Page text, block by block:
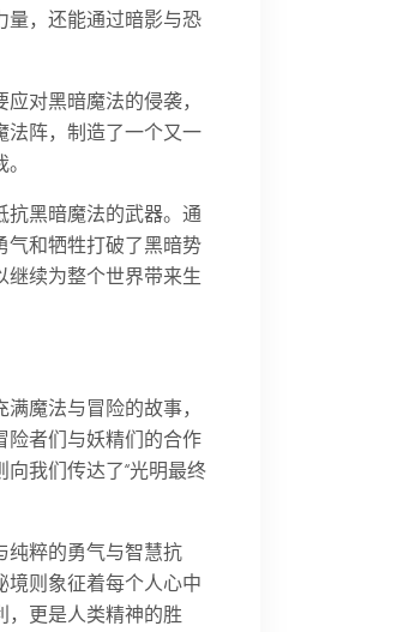
量，还能通过暗影与恐
对黑暗魔法的侵袭，
法阵，制造了一个又一
抗黑暗魔法的武器。通
气和牺牲打破了黑暗势
继续为整个世界带来生
魔法与冒险的故事，
险者们与妖精们的合作
我们传达了“光明最终
纯粹的勇气与智慧抗
境则象征着每个人心中
，更是人类精神的胜